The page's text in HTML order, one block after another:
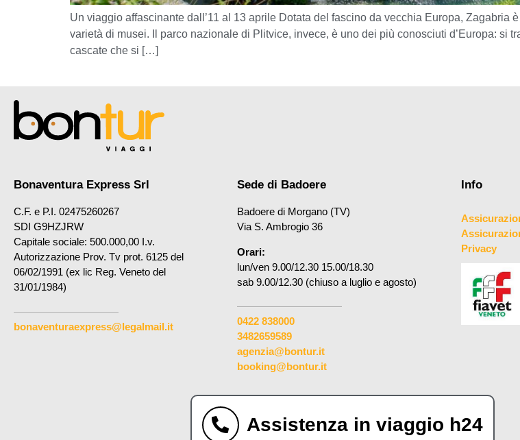
Un viaggio affascinante dall’11 al 13 aprile Dotata del fascino da vecchia Europa, Zagabria
varietà di musei. Il parco nazionale di Plitvice, invece, è uno dei più conosciuti d’Europa: si
cascate che si […]
Bonaventura Express Srl
C.F. e P.I. 02475260267
SDI G9HZJRW
Capitale sociale: 500.000,00 I.v.
Autorizzazione Prov. Tv prot. 6125 del
06/02/1991 (ex lic Reg. Veneto del
31/01/1984)
bonaventuraexpress@legalmail.it
Sede di Badoere
Badoere di Morgano (TV)
Via S. Ambrogio 36
Orari:
lun/ven 9.00/12.30 15.00/18.30
sab 9.00/12.30 (chiuso a luglio e agosto)
0422 838000
3482659589
agenzia@bontur.it
booking@bontur.it
Info
Privacy
Assistenza in viaggio h24